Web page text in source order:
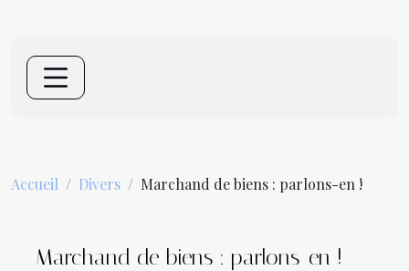
Accueil Divers Marchand de biens : parlons-en !
Marchand de biens : parlons-en !